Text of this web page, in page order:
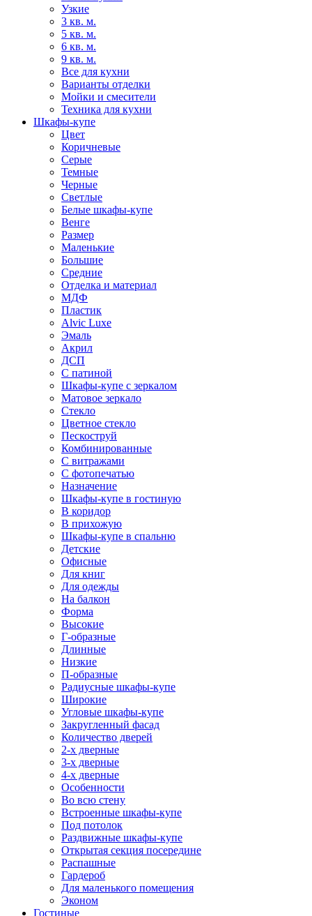
Узкие
3 кв. м.
5 кв. м.
6 кв. м.
9 кв. м.
Все для кухни
Варианты отделки
Мойки и смесители
Техника для кухни
Шкафы-купе
Цвет
Коричневые
Серые
Темные
Черные
Светлые
Белые шкафы-купе
Венге
Размер
Маленькие
Большие
Средние
Отделка и материал
МДФ
Пластик
Alvic Luxe
Эмаль
Акрил
ДСП
С патиной
Шкафы-купе с зеркалом
Матовое зеркало
Стекло
Цветное стекло
Пескоструй
Комбинированные
С витражами
С фотопечатью
Назначение
Шкафы-купе в гостиную
В коридор
В прихожую
Шкафы-купе в спальню
Детские
Офисные
Для книг
Для одежды
На балкон
Форма
Высокие
Г-образные
Длинные
Низкие
П-образные
Радиусные шкафы-купе
Широкие
Угловые шкафы-купе
Закругленный фасад
Количество дверей
2-х дверные
3-х дверные
4-х дверные
Особенности
Во всю стену
Встроенные шкафы-купе
Под потолок
Раздвижные шкафы-купе
Открытая секция посередине
Распашные
Гардероб
Для маленького помещения
Эконом
Гостиные